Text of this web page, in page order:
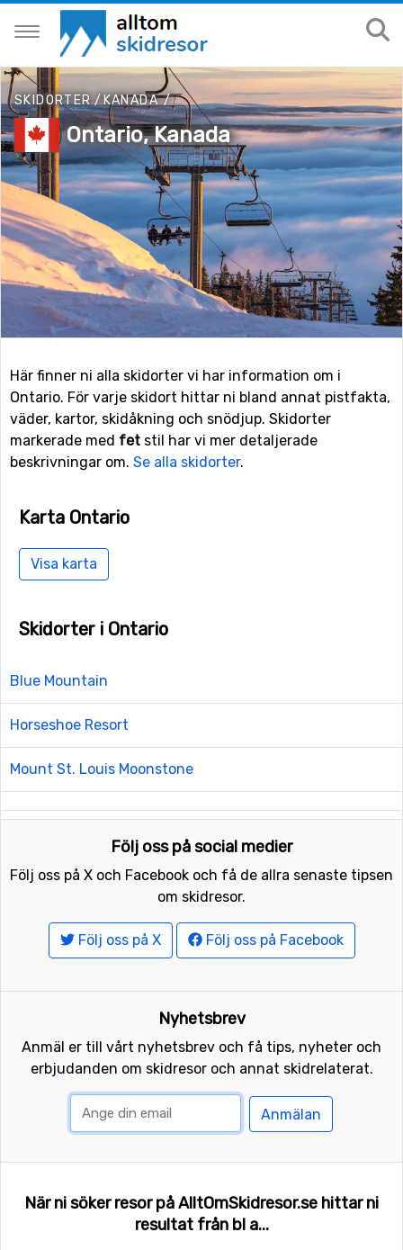
SKIDORTER/KANADA/
Ontario, Kanada
Här finner ni alla skidorter vi har information om i
Ontario. För varje skidort hittar ni bland annat pistfakta,
väder, kartor, skidåkning och snödjup. Skidorter
markerade med fet stil har vi mer detaljerade
beskrivningar om. Se alla skidorter.
Karta Ontario
Visa karta
Skidorter i Ontario
Blue Mountain
Horseshoe Resort
Mount St. Louis Moonstone
Följ oss på social medier
Följ oss på X och Facebook och få de allra senaste tipsen
om skidresor.
Följ oss på X Följ oss på Facebook
Nyhetsbrev
Anmäl er till vårt nyhetsbrev och få tips, nyheter och
erbjudanden om skidresor och annat skidrelaterat.
Anmälan
När ni söker resor på AlltOmSkidresor.se hittar ni
resultat från bl a...